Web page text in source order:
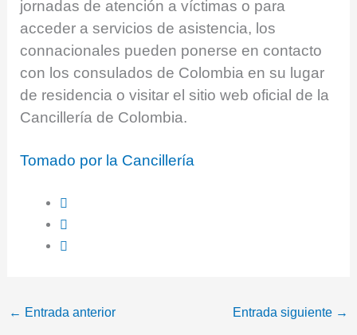
jornadas de atención a víctimas o para
acceder a servicios de asistencia, los
connacionales pueden ponerse en contacto
con los consulados de Colombia en su lugar
de residencia o visitar el sitio web oficial de la
Cancillería de Colombia.
Tomado por la Cancillería
← Entrada anterior Entrada siguiente →